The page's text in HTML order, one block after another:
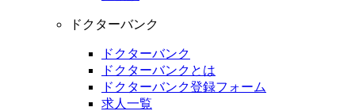
ドクターバンク
ドクターバンク
ドクターバンクとは
ドクターバンク登録フォーム
求人一覧